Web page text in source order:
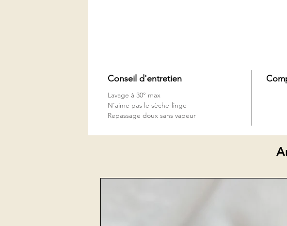
Conseil d'entretien
Lavage à 30° max
N'aime pas le sèche-linge
Repassage doux sans vapeur